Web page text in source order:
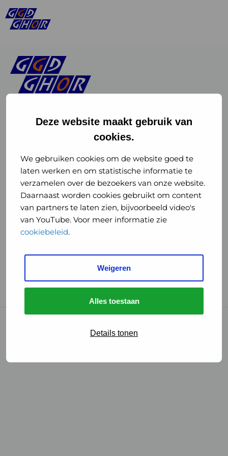
Deze website maakt gebruik van
cookies.
We gebruiken cookies om de website goed te
laten werken en om statistische informatie te
verzamelen over de bezoekers van onze website.
Daarnaast worden cookies gebruikt om content
van partners te laten zien, bijvoorbeeld video's
van YouTube. Voor meer informatie zie
cookiebeleid.
Weigeren
Alles toestaan
Details tonen
of
GGD
GHOR
Nederland
Instagram
of
GGD
GHOR
Nederland
GGD Reizen op social media
GGD Reizen
GGD Reisvaccinaties